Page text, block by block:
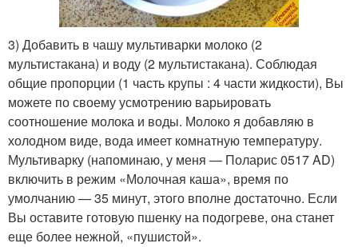
3) Добавить в чашу мультиварки молоко (2
мультистакана) и воду (2 мультистакана). Соблюдая
общие пропорции (1 часть крупы : 4 части жидкости), Вы
можете по своему усмотрению варьировать
соотношение молока и воды. Молоко я добавляю в
холодном виде, вода имеет комнатную температуру.
Мультиварку (напоминаю, у меня — Поларис 0517 AD)
включить в режим «Молочная каша», время по
умолчанию — 35 минут, этого вполне достаточно. Если
Вы оставите готовую пшенку на подогреве, она станет
еще более нежной, «пушистой».